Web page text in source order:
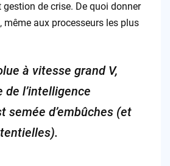
de crise. De quoi donner
même aux processeurs les plus
à vitesse grand V,
de l’intelligence
semée d’embûches (et